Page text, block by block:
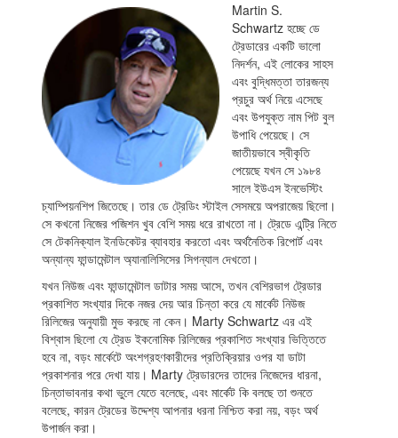
Martin S.
Schwartz হচ্ছে ডে
ট্রেডারের একটি ভালো
নিদর্শন, এই লোকের সাহস
এবং বুদ্ধিমত্তা তারজন্য
প্রচুর অর্থ নিয়ে এসেছে
এবং উপযুক্ত নাম পিট বুল
উপাধি পেয়েছে। সে
জাতীয়ভাবে স্বীকৃতি
পেয়েছে যখন সে ১৯৮৪
সালে ইউএস ইনভেস্টিং
চ্যাম্পিয়নশিপ জিতেছে। তার ডে ট্রেডিং স্টাইল সেসময়ে অপরাজেয় ছিলো।
সে কখনো নিজের পজিশন খুব বেশি সময় ধরে রাখতো না। ট্রেডে এন্ট্রি নিতে
সে টেকনিক্যাল ইনডিকেটর ব্যাবহার করতো এবং অর্থনৈতিক রিপোর্ট এবং
অন্যান্য ফান্ডামেন্টাল অ্যানালিসিসের সিগন্যাল দেখতো।
যখন নিউজ এবং ফান্ডামেন্টাল ডাটার সময় আসে, তখন বেশিরভাগ ট্রেডার
প্রকাশিত সংখ্যার দিকে নজর দেয় আর চিন্তা করে যে মার্কেট নিউজ
রিলিজের অনুযায়ী মুভ করছে না কেন। Marty Schwartz এর এই
বিশ্বাস ছিলো যে ট্রেড ইকনোমিক রিলিজের প্রকাশিত সংখ্যার ভিত্তিতে
হবে না, বড়ং মার্কেটে অংশগ্রহণকারীদের প্রতিক্রিয়ার ওপর যা ডাটা
প্রকাশনার পরে দেখা যায়। Marty ট্রেডারদের তাদের নিজেদের ধারনা,
চিন্তাভাবনার কথা ভুলে যেতে বলেছে, এবং মার্কেট কি বলছে তা শুনতে
বলেছে, কারন ট্রেডের উদ্দেশ্য আপনার ধরনা নিশ্চিত করা নয়, বড়ং অর্থ
উপার্জন করা।